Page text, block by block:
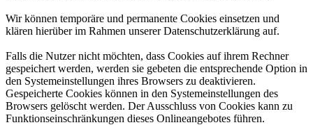
Wir können temporäre und permanente Cookies einsetzen und
klären hierüber im Rahmen unserer Datenschutzerklärung auf.
Falls die Nutzer nicht möchten, dass Cookies auf ihrem Rechner
gespeichert werden, werden sie gebeten die entsprechende Option in
den Systemeinstellungen ihres Browsers zu deaktivieren.
Gespeicherte Cookies können in den Systemeinstellungen des
Browsers gelöscht werden. Der Ausschluss von Cookies kann zu
Funktionseinschränkungen dieses Onlineangebotes führen.